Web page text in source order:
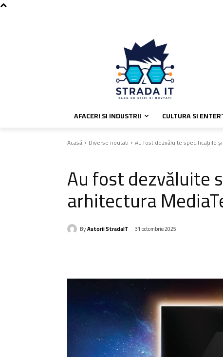
AFACERI SI INDUSTRII CULTURA SI
Acasă Diverse noutati Au fost dezvăluite specificațiile
Au fost dezvăluite
arhitectura
ByAutorii StradaIT 31 octombrie 2025